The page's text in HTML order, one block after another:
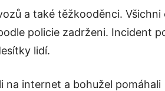
a také těžkooděnci. Všichni
policie zadrženi. Incident
lidí.
na internet a bohužel pomáhali